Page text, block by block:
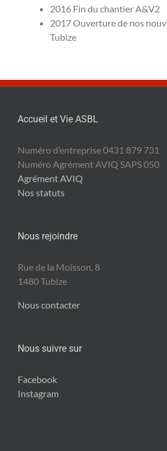
2016 Fin du chantier A&V2
2017 Ouverture de nos
Tubize
Accueil et Vie ASBL
Numéro d’entreprise 0431 879 731
Numéro Agrément AVIQ SAPS 050
Agrément AVIQ
Nos statuts
Nous rejoindre
Rue de la Moisson, 8
1480 Tubize
Nous contacter
Nous suivre sur
Facebook
Instagram